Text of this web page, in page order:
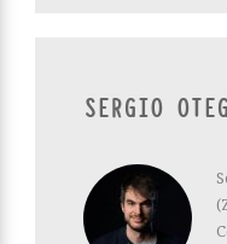
SERGIO